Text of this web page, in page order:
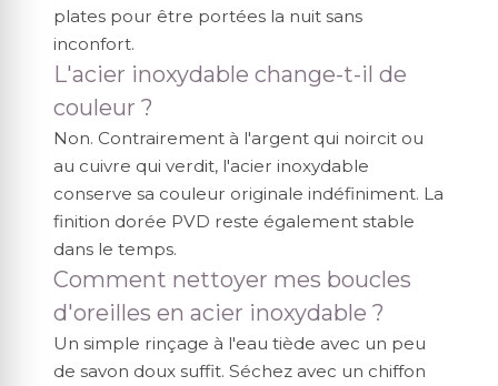
plates pour être portées la nuit sans
inconfort.
L'acier inoxydable change-t-il de
couleur ?
Non. Contrairement à l'argent qui noircit ou
au cuivre qui verdit, l'acier inoxydable
conserve sa couleur originale indéfiniment. La
finition dorée PVD reste également stable
dans le temps.
Comment nettoyer mes boucles
d'oreilles en acier inoxydable ?
Un simple rinçage à l'eau tiède avec un peu
de savon doux suffit. Séchez avec un chiffon